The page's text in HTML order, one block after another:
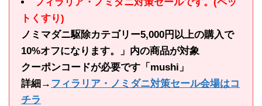
トくすり)
ノミマダニ駆除カテゴリー5,000円以上の購入で
10%オフになります。」内の商品が対象
クーポンコードが必要です「mushi」
詳細→ フィラリア・ノミダニ対策セール会場はコ
チラ